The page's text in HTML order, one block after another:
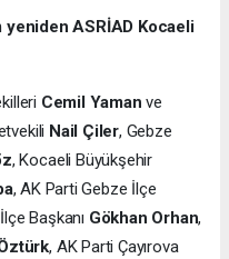
yeniden ASRİAD Kocaeli
Cemil Yaman ve
Nail Çiler, Gebze
, Kocaeli Büyükşehir
, AK Parti Gebze İlçe
Başkanı Gökhan Orhan,
, AK Parti Çayırova